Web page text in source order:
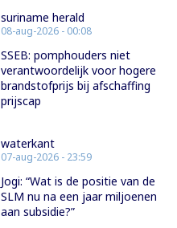
suriname herald
08-aug-2026 - 00:08
SSEB: pomphouders niet
verantwoordelijk voor hogere
brandstofprijs bij afschaffing
prijscap
waterkant
07-aug-2026 - 23:59
Jogi: “Wat is de positie van de
SLM nu na een jaar miljoenen
aan subsidie?”